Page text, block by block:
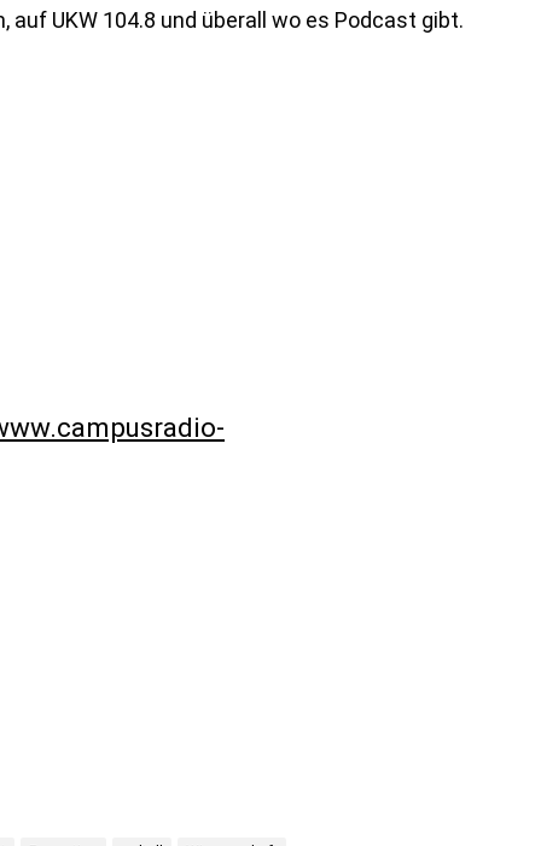
auf UKW 104.8 und überall wo es Podcast gibt.